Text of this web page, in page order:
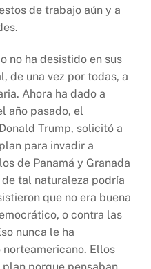
de trabajo aún y a
no ha desistido en sus
de una vez por todas, a
Ahora ha dado a
año pasado, el
Trump, solicitó a
para invadir a
de Panamá y Granada
tal naturaleza podría
que no era buena
o contra las
nunca le ha
Ellos